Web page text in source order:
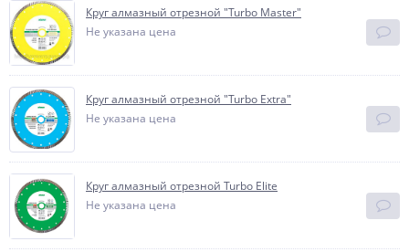
Круг алмазный отрезной "Turbo Master"
Не указана цена
Круг алмазный отрезной "Turbo Extra"
Не указана цена
Круг алмазный отрезной Turbo Elite
Не указана цена